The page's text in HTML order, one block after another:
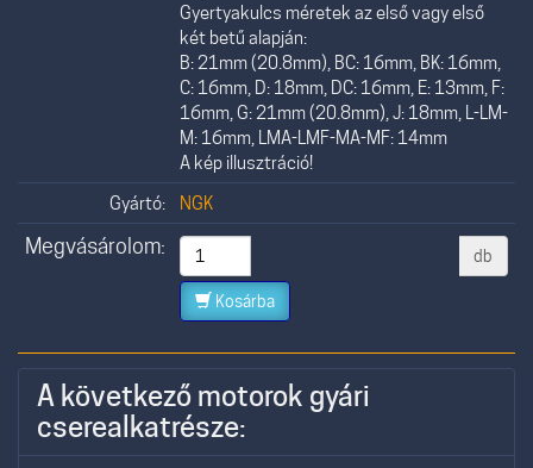
Gyertyakulcs méretek az első vagy első
két betű alapján:
B: 21mm (20.8mm), BC: 16mm, BK: 16mm,
C: 16mm, D: 18mm, DC: 16mm, E: 13mm, F:
16mm, G: 21mm (20.8mm), J: 18mm, L-LM-
M: 16mm, LMA-LMF-MA-MF: 14mm
A kép illusztráció!
Gyártó:
NGK
Megvásárolom: db
Kosárba
A következő motorok gyári
cserealkatrésze: